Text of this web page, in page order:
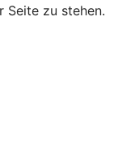
Seite zu stehen.